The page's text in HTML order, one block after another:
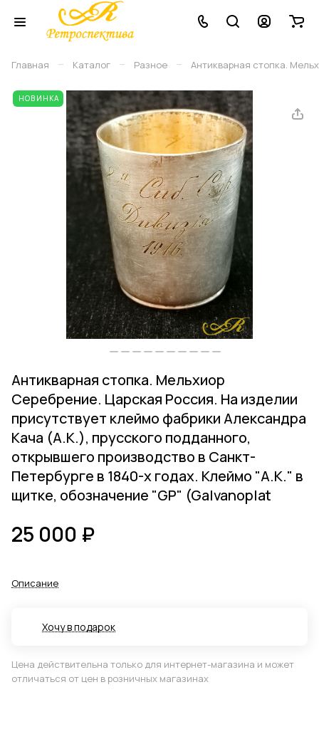
Главная – Каталог – Разное – Антикварная стопка.
НОВИНКА
Антикварная стопка. Мельхиор
Серебрение. Царская Россия. На изделии
присутствует клеймо фабрики Александра
Кача (А.К.), прусского подданного,
открывшего производство в Санкт-
Петербурге в 1840-х годах. Клеймо "А.К." в
щитке, обозначение "GP" (Galvanoplat
25 000 ₽
Описание
Хочу в подарок
Цена действительна только для интернет-магазина и может
отличаться от цен в розничных магазинах